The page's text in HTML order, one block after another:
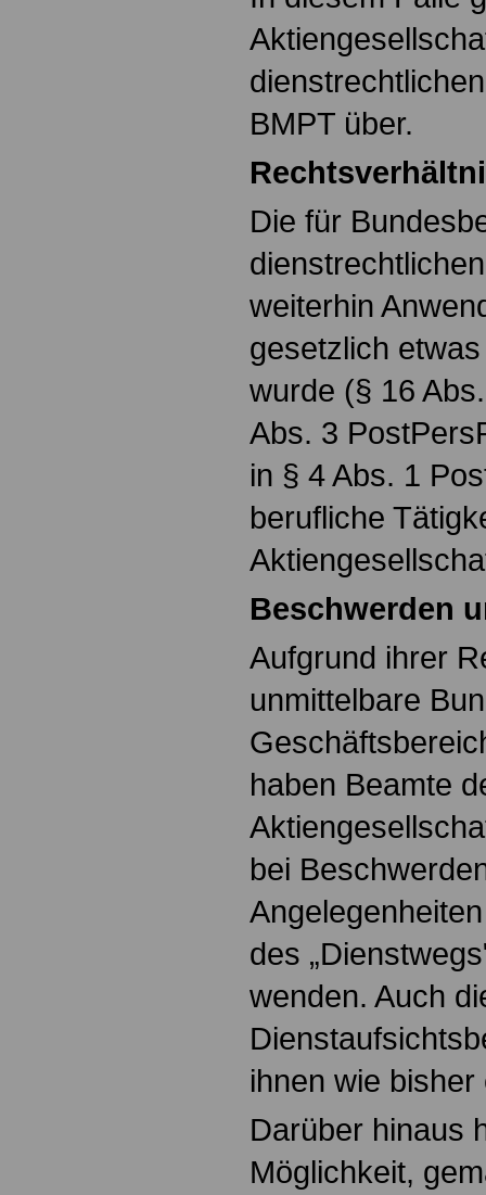
BMPT über.
Die für
weiterhin
gesetzlich
wurde (§ 16
Abs. 3
in § 4 Abs. 1
berufliche
Beschwerden
Aufgrund ihrer
unmittelbare
haben Beamte
bei
des
wenden. Auch
ihnen wie
Darüber hinaus
Möglichkeit,